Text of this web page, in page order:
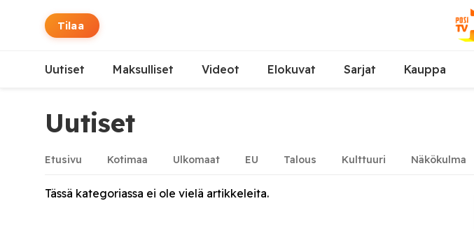
Tilaa
Uutiset Maksulliset Videot Elokuvat Sarjat Kauppa
Uutiset
Etusivu Kotimaa Ulkomaat EU Talous Kulttuuri Näkökulma
Tässä kategoriassa ei ole vielä artikkeleita.